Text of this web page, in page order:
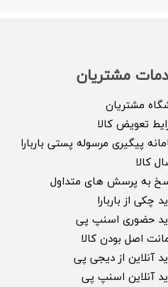
مشتریان
مشتریان
تعویض کالا
پیگیری مرسوله پستی باربارا
کالا
به پرسش های متداول
چکی از باربارا
حضوری اسنپ پی
اصل بودن کالا
آنلاین از دیجی پی
آنلاین اسنپ پی